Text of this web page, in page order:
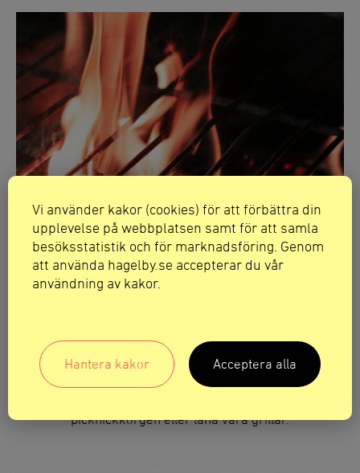
Picknick och grilla
picknickkorgen eller låna våra grillar.
Vi använder kakor (cookies) för att förbättra din
upplevelse på webbplatsen samt för att samla
besöksstatistik och för marknadsföring. Genom
att använda hagelby.se accepterar du vår
användning av kakor.
Hantera kakor Acceptera alla